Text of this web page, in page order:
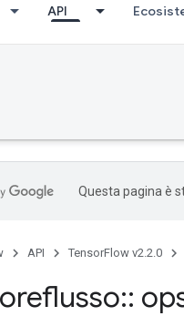
API
Questa pagina è
API TensorFlow v2.2.0
::